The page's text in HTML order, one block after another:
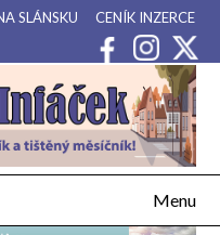
SLÁNSKU
CENÍK INZERCE
pro Slánsko, Kladensko
Menu